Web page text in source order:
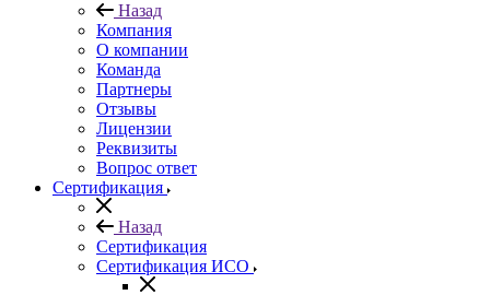
Назад
Компания
О компании
Команда
Партнеры
Отзывы
Лицензии
Реквизиты
Вопрос ответ
Сертификация
Назад
Сертификация
Сертификация ИСО